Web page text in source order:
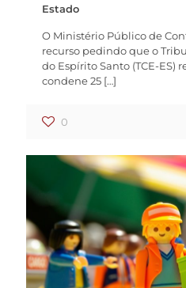
Estado
O Ministério Público de
recurso pedindo que o
do Espírito Santo (TCE-ES)
condene 25 […]
0